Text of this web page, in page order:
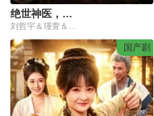
绝世神医，纵横都市
刘哲宇＆瑾萱＆江路祺＆郭殿财
国产剧